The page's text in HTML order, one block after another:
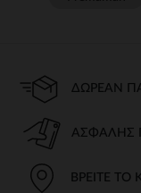
ΔΩΡΕΆΝ
ΑΣΦΑΛΉΣ
ΒΡΕΊΤΕ